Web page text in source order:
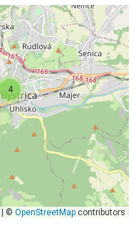
4
| © OpenStreetMap contributors